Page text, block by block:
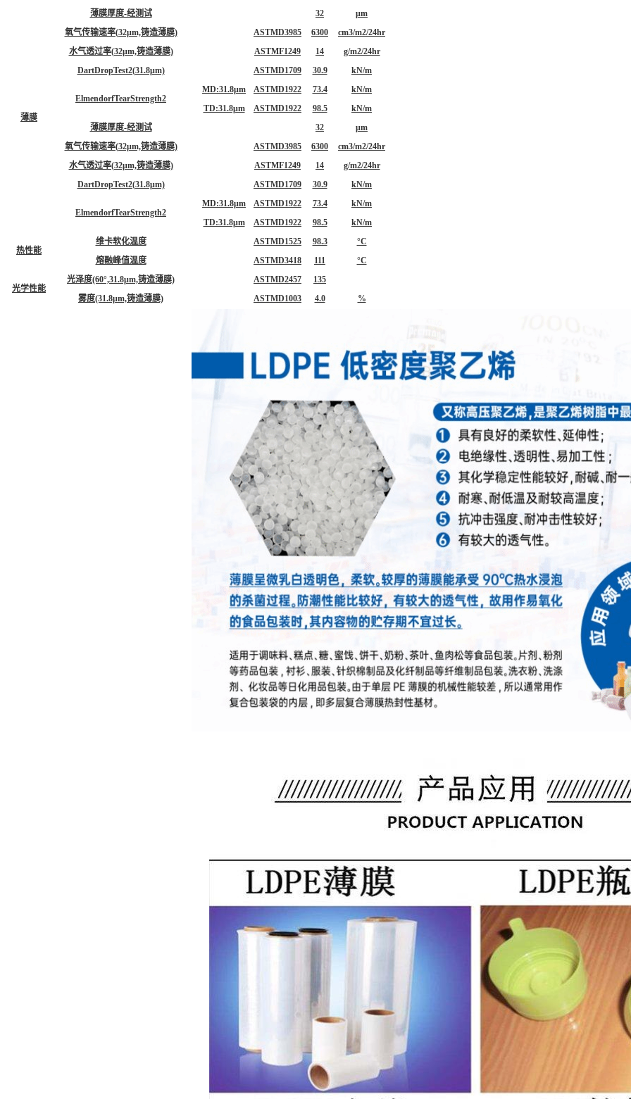
薄膜
薄膜厚度-经测试 32
μm
氧气传输速率(32μm,铸造薄膜)
ASTMD3985 6300
cm3/m2/24hr
水气透过率(32μm,铸造薄膜)
ASTMF1249 14
g/m2/24hr
DartDropTest2(31.8μm)
ASTMD1709 30.9 kN/m
ElmendorfTearStrength2
MD:31.8μm ASTMD1922 73.4
kN/m
TD:31.8μm
ASTMD1922 98.5
kN/m
薄膜厚度-经测试
32
μm
氧气传输速率(32μm,铸造薄膜)
ASTMD3985 6300
cm3/m2/24hr
水气透过率(32μm,铸造薄膜)
ASTMF1249 14
g/m2/24hr
DartDropTest2(31.8μm)
ASTMD1709 30.9 kN/m
ElmendorfTearStrength2
MD:31.8μm ASTMD1922 73.4
kN/m
TD:31.8μm
ASTMD1922 98.5 kN/m
热性能
维卡软化温度 ASTMD1525 98.3
°C
熔融峰值温度
ASTMD3418 111 °C
光学性能
光泽度(60°,31.8μm,铸造薄膜) ASTMD2457
135
雾度(31.8μm,铸造薄膜)
ASTMD1003 4.0 %